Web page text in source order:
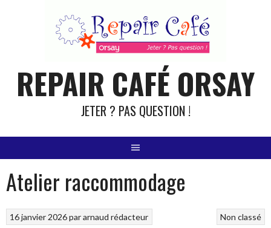
REPAIR CAFÉ ORSAY
JETER ? PAS QUESTION !
Atelier raccommodage
Non classé
16 janvier 2026pararnaud rédacteur